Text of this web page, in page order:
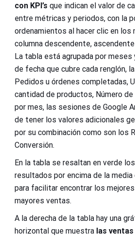
con KPI’s que indican el valor de
entre métricas y periodos, con la
ordenamientos al hacer clic en los
columna descendente,
La tabla está agrupada por meses
de fecha que cubre cada renglón,
Pedidos u órdenes completadas,
cantidad de productos, Número
por mes, las sesiones de Google
de tener los valores adicionales
por su combinación como son los
Conversión.
En la tabla se resaltan en verde
resultados por encima de la media
para facilitar encontrar los
mayores ventas.
A la derecha de la tabla hay una
horizontal que muestra las